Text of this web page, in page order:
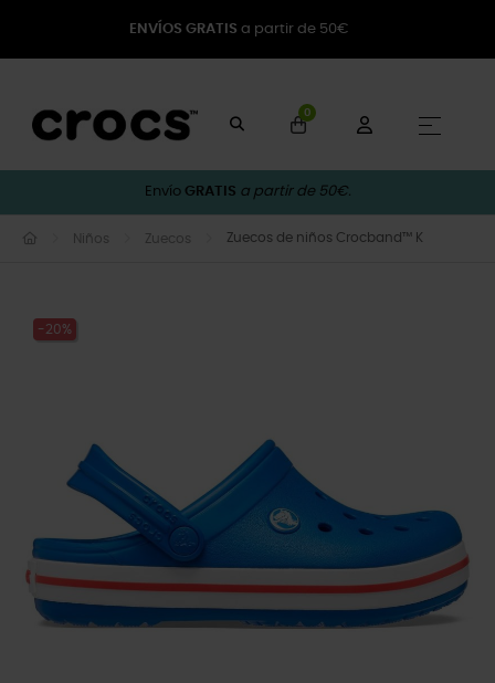
ENVÍOS GRATIS a partir de 50€
0
☰
Envío GRATIS a partir de 50€.
Niños Zuecos Zuecos de niños Crocband™ K
-20%